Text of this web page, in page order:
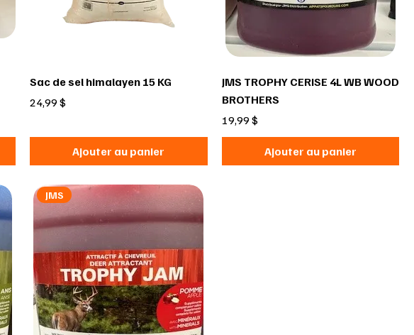
Sac de sel himalayen 15 KG
Prix
24,99 $
Ajouter au panier
JMS TROPHY CERISE 4L WB WOOD
BROTHERS
Prix
19,99 $
Ajouter au panier
JMS